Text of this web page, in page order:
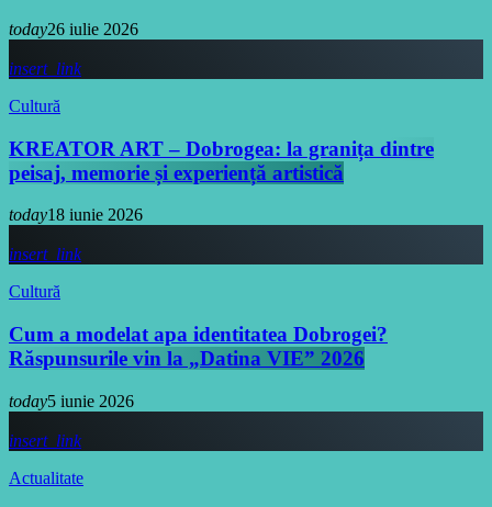
today26 iulie 2026
insert_link
Cultură
KREATOR ART – Dobrogea: la granița dintre
peisaj, memorie și experiență artistică
today18 iunie 2026
insert_link
Cultură
Cum a modelat apa identitatea Dobrogei?
Răspunsurile vin la „Datina VIE” 2026
today5 iunie 2026
insert_link
Actualitate